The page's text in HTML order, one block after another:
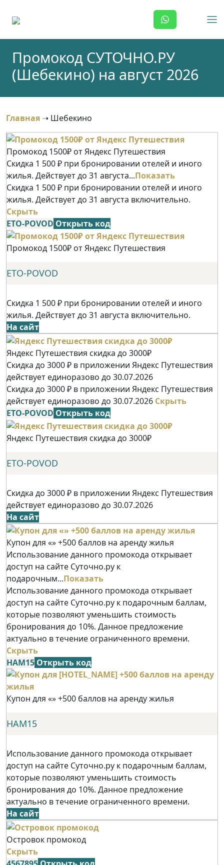
Промокод СУТОЧНО.РУ
(Шебекино) на август 2026
Главная ➝ Шебекино
Промокод 1500₽ от Яндекс Путешествия
Скидка 1 500 ₽ при бронировании отелей и иного
жилья. Действует до 31 августа...Показать
Скидка 1 500 ₽ при бронировании отелей и иного
жилья. Действует до 31 августа включительно.
Скрыть
ETO-POVOD Открыть код
Промокод 1500₽ от Яндекс Путешествия
ETO-POVOD
Скидка 1 500 ₽ при бронировании отелей и иного
жилья. Действует до 31 августа включительно.
На сайт
Яндекс Путешествия скидка до 3000₽
Скидка до 3000 ₽ в приложении Яндекс Путешествия
действует единоразово до 30.07.2026
Скидка до 3000 ₽ в приложении Яндекс Путешествия
действует единоразово до 30.07.2026 Скрыть
ETO-POVOD Открыть код
Яндекс Путешествия скидка до 3000₽
ETO-POVOD
Скидка до 3000 ₽ в приложении Яндекс Путешествия
действует единоразово до 30.07.2026
На сайт
Купон для «» +500 баллов на аренду жилья
Использование данного промокода открывает
доступ на сайте Суточно.ру к
подарочным...Показать
Использование данного промокода открывает
доступ на сайте Суточно.ру к подарочным баллам,
которые позволяют уменьшить стоимость
бронирования до 10%. Данное предложение
актуально в течение ограниченного времени.
Скрыть
НАМ15 Открыть код
Купон для «» +500 баллов на аренду жилья
НАМ15
Использование данного промокода открывает
доступ на сайте Суточно.ру к подарочным баллам,
которые позволяют уменьшить стоимость
бронирования до 10%. Данное предложение
актуально в течение ограниченного времени.
На сайт
Островок промокод
Скрыть